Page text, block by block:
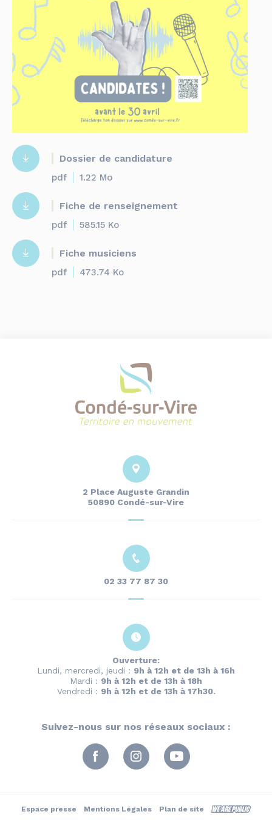
Dossier de candidature
pdf 1.22 Mo
Fiche de renseignement
pdf 585.15 Ko
Fiche musiciens
pdf 473.74 Ko
2 Place Auguste Grandin
50890 Condé-sur-Vire
02 33 77 87 30
Ouverture:
Lundi, mercredi, jeudi : 9h à 12h et de 13h à 16h
Mardi : 9h à 12h et de 13h à 18h
Vendredi : 9h à 12h et de 13h à 17h30.
Suivez-nous sur nos réseaux sociaux :
Espace presse Mentions Légales Plan de site